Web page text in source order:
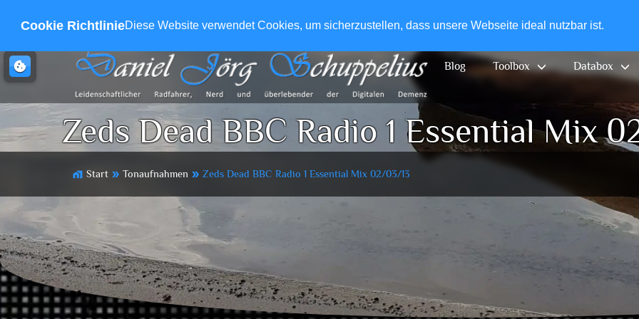
Cookie RichtlinieDiese Website verwendet Cookies, um sicherzustellen, dass unsere Webseite ideal nutzbar ist.
Blog Toolbox Databox
Zeds Dead BBC Radio 1 Essential Mix
home_work Start double_arrow Tonaufnahmen double_arrow Zeds Dead BBC Radio 1 Essential Mix 02/03/13
cookie